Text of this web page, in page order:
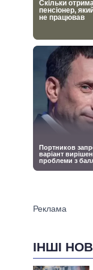
ІНШІ